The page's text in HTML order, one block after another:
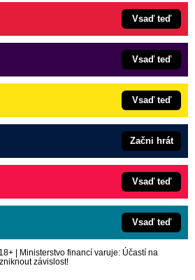
Vsaď teď
Vsaď teď
Vsaď teď
Začni hrát
Vsaď teď
Vsaď teď
| Ministerstvo financí varuje: Účastí na
závislost!